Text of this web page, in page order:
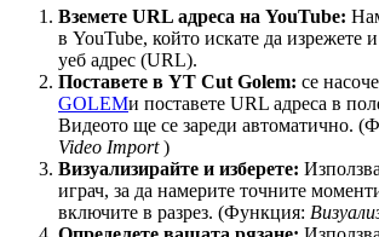
Вземете URL адреса на YouTube:
в YouTube, който искате да изрежете
уеб адрес (URL).
Поставете в YT Cut Golem: се
GOLEMи поставете URL адреса в
Видеото ще се зареди автоматично.
Video Import)
Визуализирайте и изберете:
играч, за да намерите точните
включите в разрез. (Функция: